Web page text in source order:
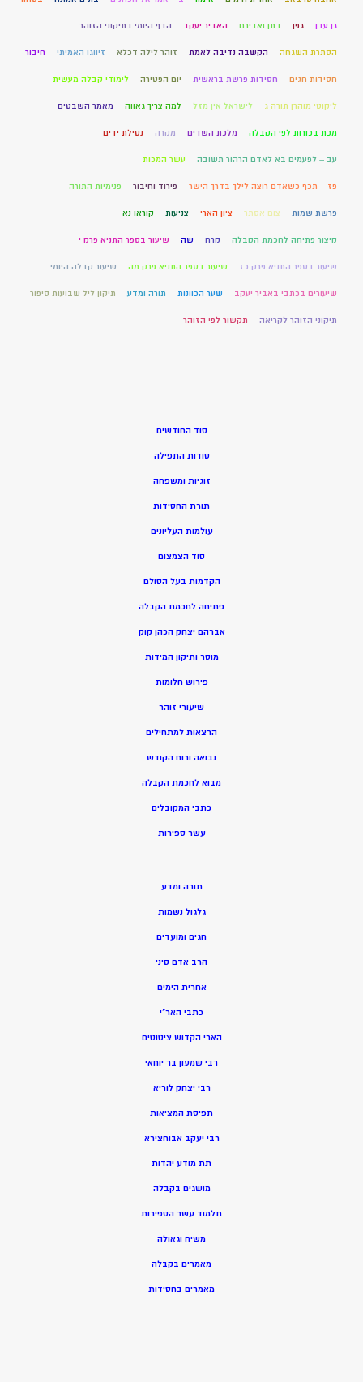
גן עדן גפן דתן ואבירם האביר יעקב הדף היומי בתיקוני הזוהר
הסתרת השגחה הקשבה נדיבה לאמת זוהר לילה דכלא זיווגו האמיתי חיבור
חסידות חגים חסידות פרשת בראשית יום הפטירה לימודי קבלה מעשית
ליקוטי מוהרן תורה ג לישראל אין מזל למה צריך גאווה מאמר השבטים
מכת בכורות לפי הקבלה מלכת השדים מקרה נטילת ידים
עב – לפעמים בא לאדם הרהור תשובה עשר המכות
פז – תכף כשאדם רוצה לילך בדרך הישר פירוד וחיבור פנימיות התורה
פרשת שמות צום אסתר ציון הארי צניעות קוראו נא
קיצור פתיחה לחכמת הקבלה קרח שה שיעור בספר התניא פרק י
שיעור בספר התניא פרק כז שיעור בספר התניא פרק מה שיעור קבלה היומי
שיעורים בכתבי באביר יעקב שער הכוונות תורה ומדע תיקון ליל שבועות סיפור
תיקוני הזוהר לקריאה תקשור לפי הזוהר
סוד החודשים
סודות התפילה
זוגיות ומשפחה
תורת החסידות
עולמות העליונים
סוד הצמצום
הקדמות בעל הסולם
פתיחה לחכמת הקבלה
אברהם יצחק הכהן קוק
מוסר ותיקון המידות
פירוש חלומות
שיעורי זוהר
הרצאות למתחילים
נבואה ורוח הקודש
מבוא לחכמת הקבלה
כתבי המקובלים
עשר ספירות
תורה ומדע
גלגול נשמות
חגים ומועדים
הרב אדם סיני
אחרית הימים
כתבי האר”י
הארי הקדוש ציטוטים
רבי שמעון בר יוחאי
רבי יצחק לוריא
תפיסת המציאות
רבי יעקב אבוחצירא
תת מודע יהדות
מושגים בקבלה
תלמוד עשר הספירות
משיח וגאולה
מאמרים בקבלה
מאמרים בחסידות